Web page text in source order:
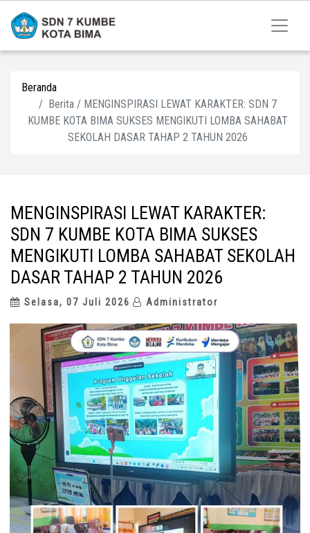
Beranda
Berita / MENGINSPIRASI LEWAT KARAKTER: SDN 7
KUMBE KOTA BIMA SUKSES MENGIKUTI LOMBA SAHABAT
SEKOLAH DASAR TAHAP 2 TAHUN 2026
MENGINSPIRASI LEWAT KARAKTER:
SDN 7 KUMBE KOTA BIMA SUKSES
MENGIKUTI LOMBA SAHABAT SEKOLAH
DASAR TAHAP 2 TAHUN 2026
Selasa, 07 Juli 2026 Administrator